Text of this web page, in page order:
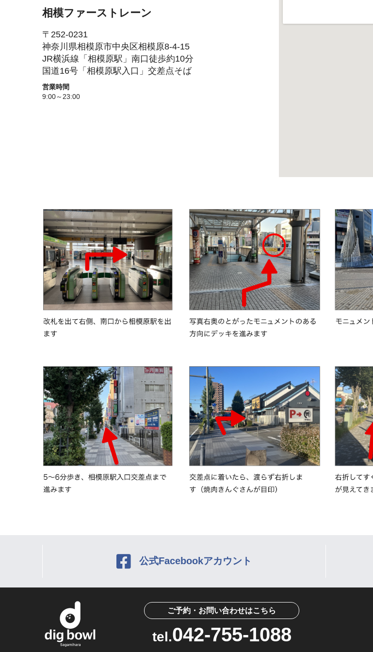
相模ファーストレーン
〒252-0231
神奈川県相模原市中央区相模原8-4-15
JR横浜線「相模原駅」南口徒歩約10分
国道16号「相模原駅入口」交差点そば
営業時間
9:00～23:00
公式Facebookアカウント
ご予約・お問い合わせはこちら
tel.042-755-1088